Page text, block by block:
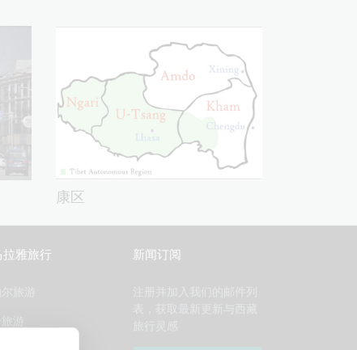
康区
拉雅旅行 新闻订阅